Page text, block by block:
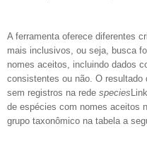
A ferramenta oferece diferentes
mais inclusivos, ou seja, busca
nomes aceitos, incluindo dados
consistentes ou não. O resultado
sem registros na rede species
de espécies com nomes aceitos
grupo taxonômico na tabela a